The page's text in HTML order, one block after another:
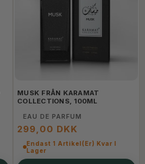
MUSK FRÅN KARAMAT
COLLECTIONS, 100ML
EAU DE PARFUM
299,00 DKK
Endast 1 Artikel(er) Kvar I
Lager